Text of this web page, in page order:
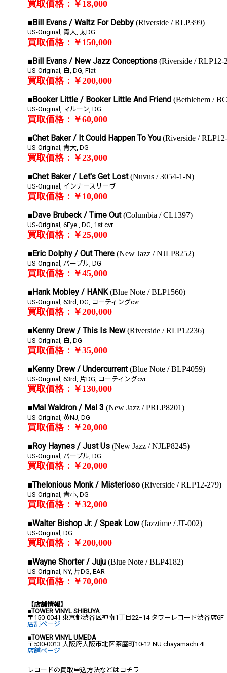
買取価格：￥18,000
■Bill Evans / Waltz For Debby (Riverside / RLP399)
US-Original, 青大, 太DG
買取価格：￥150,000
■Bill Evans / New Jazz Conceptions (Riverside / RLP12-
US-Original, 白, DG, Flat
買取価格：￥200,000
■Booker Little / Booker Little And Friend (Bethlehem /
US-Original, マルーン, DG
買取価格：￥60,000
■Chet Baker / It Could Happen To You (Riverside /
US-Original, 青大, DG
買取価格：￥23,000
■Chet Baker / Let's Get Lost(Nuvus / 3054-1-N)
US-Original, インナースリーヴ
買取価格：￥10,000
■Dave Brubeck / Time Out(Columbia / CL1397)
US-Original, 6Eye , DG, 1st cvr
買取価格：￥25,000
■Eric Dolphy / Out There (New Jazz / NJLP8252)
US-Original, パープル, DG
買取価格：￥45,000
■Hank Mobley / HANK(Blue Note / BLP1560)
US-Original, 63rd, DG, コーティングcvr.
買取価格：￥200,000
■Kenny Drew / This Is New(Riverside / RLP12236)
US-Original, 白, DG
買取価格：￥35,000
■Kenny Drew / Undercurrent(Blue Note / BLP4059)
US-Original, 63rd, 片DG, コーティングcvr.
買取価格：￥130,000
■Mal Waldron / Mal 3 (New Jazz / PRLP8201)
US-Original, 黄NJ, DG
買取価格：￥20,000
■Roy Haynes / Just Us (New Jazz / NJLP8245)
US-Original, パープル, DG
買取価格：￥20,000
■Thelonious Monk / Misterioso (Riverside / RLP12-279)
US-Original, 青小, DG
買取価格：￥32,000
■Walter Bishop Jr. / Speak Low(Jazztime / JT-002)
US-Original, DG
買取価格：￥200,000
■Wayne Shorter / Juju (Blue Note / BLP4182)
US-Original, NY, 片DG, EAR
買取価格：￥70,000
【店舗情報】
■TOWER VINYL SHIBUYA
〒150-0041 東京都渋谷区神南1丁目22−14 タワーレコード渋谷店6F
店舗ページ
■TOWER VINYL UMEDA
〒530-0013 大阪府大阪市北区茶屋町10-12 NU chayamachi 4F
店舗ページ
レコードの買取申込方法などはコチラ